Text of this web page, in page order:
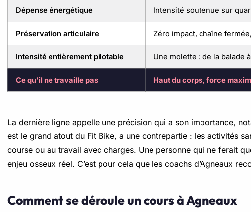
Dépense énergétique Intensité soutenue sur
Préservation articulaire Zéro impact, chaîne
Intensité entièrement pilotable Une molette : de la balade
Ce qu’il ne travaille pas Haut du corps, force
La dernière ligne appelle une précision qui a son importance,
est le grand atout du Fit Bike, a une contrepartie : les activités
course ou au travail avec charges. Une personne qui ne ferait
enjeu osseux réel. C’est pour cela que les coachs d’Agneaux
Comment se déroule un cours à Agneaux